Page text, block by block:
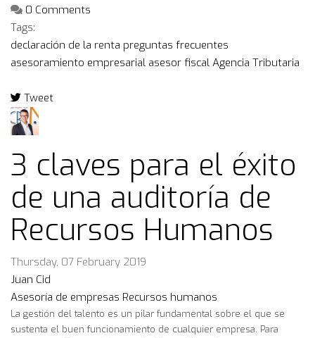
0 Comments
Tags:
declaración de la renta preguntas frecuentes
asesoramiento empresarial asesor fiscal Agencia Tributaria
Tweet
pinterest
3 claves para el éxito
de una auditoría de
Recursos Humanos
Thursday, 07 February 2019
Juan Cid
Asesoría de empresas Recursos humanos
La gestión del talento es un pilar fundamental sobre el que se
sustenta el buen funcionamiento de cualquier empresa. Para